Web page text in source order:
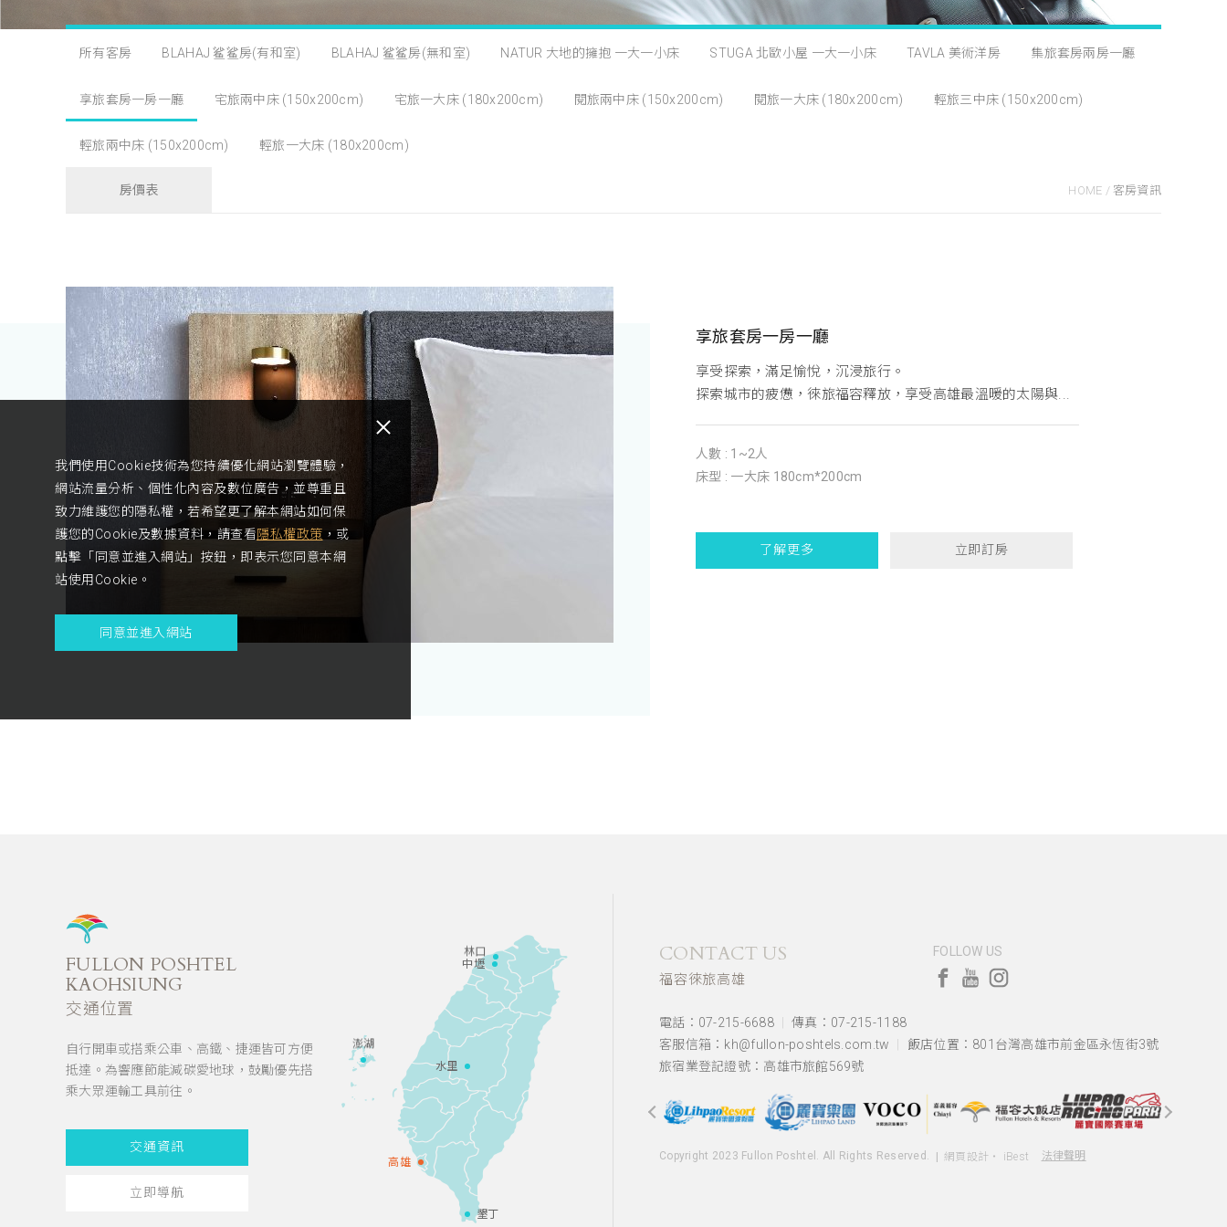
所有客房 BLAHAJ 鲨鲨房(有和室) BLAHAJ 鲨鲨房(無和室) NATUR 大地的擁抱 一大一小床 STUGA 北歐小屋 一大一小床 TAVLA 美術洋房 集旅套房兩房一廳
享旅套房一房一廳 宅旅兩中床 (150x200cm) 宅旅一大床 (180x200cm) 閱旅兩中床 (150x200cm) 閱旅一大床 (180x200cm) 輕旅三中床 (150x200cm)
輕旅兩中床 (150x200cm) 輕旅一大床 (180x200cm)
房價表 HOME / 客房資訊
享旅套房一房一廳
享受探索，滿足愉悅，沉浸旅行。
探索城市的疲憊，徠旅福容釋放，享受高雄最溫暖的太陽與...
人數 : 1~2人
床型 : 一大床 180cm*200cm
了解更多 立即訂房
FULLON POSHTEL
KAOHSIUNG
交通位置
自行開車或搭乘公車、高鐵、捷運皆可方便
抵達。為響應節能減碳愛地球，鼓勵優先搭
乘大眾運輸工具前往。
交通資訊
立即導航
林口
水里
高雄
墾丁
中壢
澎湖
CONTACT US
福容徠旅高雄
FOLLOW US
電話：07-215-6688
傳真：07-215-1188
客服信箱：kh@fullon-poshtels.com.tw
飯店位置： 801台灣高雄市前金區永恆街3號
旅宿業登記證號：高雄市旅館569號
Copyright 2023 Fullon Poshtel. All Rights Reserved. 網頁設計 ‧ iBest 法律聲明
我們使用Cookie技術為您持續優化網站瀏覽體驗，
網站流量分析、個性化內容及數位廣告，並尊重且
致力維護您的隱私權，若希望更了解本網站如何保
護您的Cookie及數據資料，請查看隱私權政策 ，或
點擊「同意並進入網站」按鈕，即表示您同意本網
站使用Cookie。
同意並進入網站